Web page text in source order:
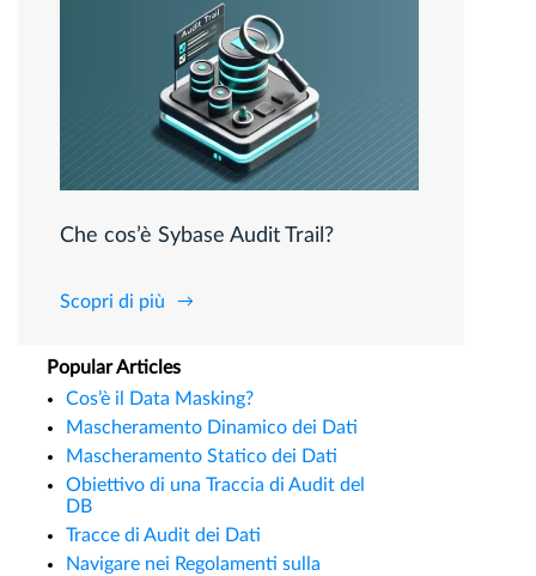
Che cos’è Sybase Audit Trail?
Scopri di più
Popular Articles
Cos’è il Data Masking?
Mascheramento Dinamico dei Dati
Mascheramento Statico dei Dati
Obiettivo di una Traccia di Audit del
DB
Tracce di Audit dei Dati
Navigare nei Regolamenti sulla